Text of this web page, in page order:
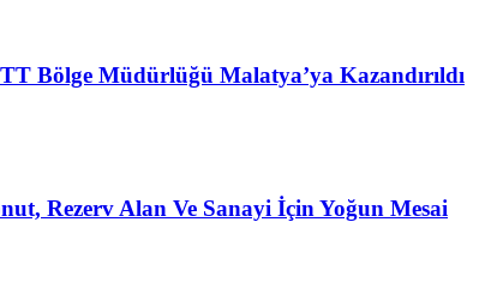
Bölge Müdürlüğü Malatya’ya Kazandırıldı
Rezerv Alan Ve Sanayi İçin Yoğun Mesai